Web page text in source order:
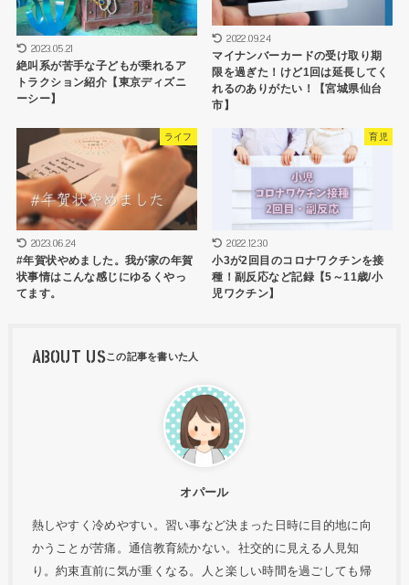
2023.05.21
絶叫系が苦手な子どもが乗れるア
トラクション紹介【東京ディズニ
ーシー】
2022.09.24
マイナンバーカードの受け取り期
限を過ぎた！けど1回は延長してく
れるのありがたい！【宮城県仙台
市】
ライフ
2023.06.24
#年賀状やめました。我が家の年賀
状事情はこんな感じにゆるくやっ
てます。
育児
2022.12.30
小3が2回目のコロナワクチンを接
種！副反応など記録【5～11歳/小
児ワクチン】
ABOUT US
オパール
熱しやすく冷めやすい。習い事など決まった日時に目的地に向
かうことが苦痛。通信教育続かない。社交的に見える人見知
り。約束直前に気が重くなる。人と楽しい時間を過ごしても帰